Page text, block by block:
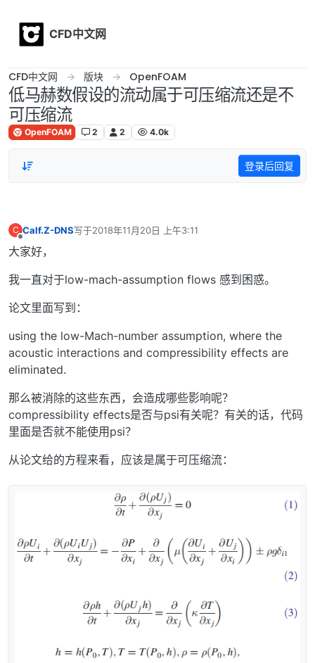
CFD中文网
CFD中文网 版块 OpenFOAM
低马赫数假设的流动属于可压缩流还是不
可压缩流
OpenFOAM 2 2 4.0k
登录后回复
C
离线
Calf.Z-DNS写于2018年11月20日 上午3:11
最后由 编辑
大家好，
我一直对于low-mach-assumption flows 感到困惑。
论文里面写到：
using the low-Mach-number assumption, where the
acoustic interactions and compressibility effects are
eliminated.
那么被消除的这些东西，会造成哪些影响呢？
compressibility effects是否与psi有关呢？有关的话，代码
里面是否就不能使用psi？
从论文给的方程来看，应该是属于可压缩流：